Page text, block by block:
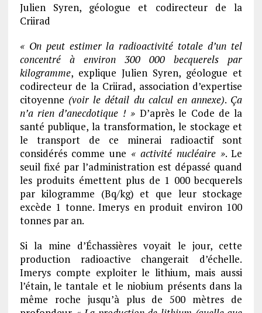
Julien Syren, géologue et codirecteur de la
Criirad
« On peut estimer la radioactivité totale d’un tel
concentré à environ 300 000 becquerels par
kilogramme, explique Julien Syren, géologue et
codirecteur de la Criirad, association d’expertise
citoyenne (voir le détail du calcul en annexe). Ça
n’a rien d’anecdotique ! » D’après le Code de la
santé publique, la transformation, le stockage et
le transport de ce minerai radioactif sont
considérés comme une « activité nucléaire ». Le
seuil fixé par l’administration est dépassé quand
les produits émettent plus de 1 000 becquerels
par kilogramme (Bq/kg) et que leur stockage
excède 1 tonne. Imerys en produit environ 100
tonnes par an.
Si la mine d’Échassières voyait le jour, cette
production radioactive changerait d’échelle.
Imerys compte exploiter le lithium, mais aussi
l’étain, le tantale et le niobium présents dans la
même roche jusqu’à plus de 500 mètres de